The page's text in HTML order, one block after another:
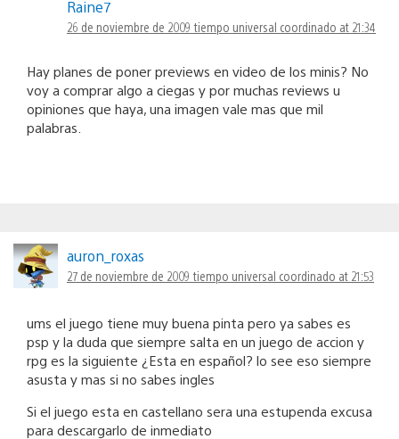
Raine7
26 de noviembre de 2009 tiempo universal coordinado at 21:34
Hay planes de poner previews en video de los minis? No
voy a comprar algo a ciegas y por muchas reviews u
opiniones que haya, una imagen vale mas que mil
palabras.
auron_roxas
27 de noviembre de 2009 tiempo universal coordinado at 21:53
ums el juego tiene muy buena pinta pero ya sabes es
psp y la duda que siempre salta en un juego de accion y
rpg es la siguiente ¿Esta en español? lo see eso siempre
asusta y mas si no sabes ingles
Si el juego esta en castellano sera una estupenda excusa
para descargarlo de inmediato